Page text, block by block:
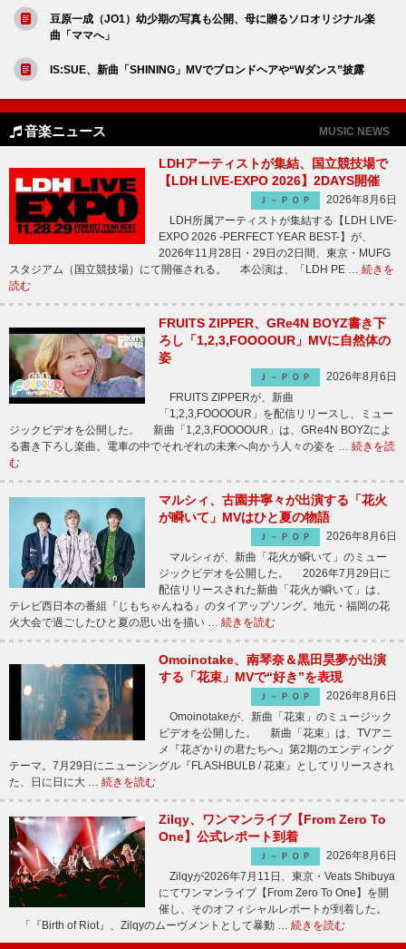
豆原一成（JO1）幼少期の写真も公開、母に贈るソロオリジナル楽
曲「ママへ」
IS:SUE、新曲「SHINING」MVでブロンドヘアや“Wダンス”披露
音楽ニュース MUSIC NEWS
LDHアーティストが集結、国立競技場で
【LDH LIVE-EXPO 2026】2DAYS開催
Ｊ－ＰＯＰ
2026年8月6日
LDH所属アーティストが集結する【LDH LIVE-
EXPO 2026 -PERFECT YEAR BEST-】が、
2026年11月28日・29日の2日間、東京・MUFG
スタジアム（国立競技場）にて開催される。 本公演は、「LDH PE … 続きを
読む
FRUITS ZIPPER、GRe4N BOYZ書き下
ろし「1,2,3,FOOOOUR」MVに自然体の
姿
Ｊ－ＰＯＰ
2026年8月6日
FRUITS ZIPPERが、新曲
「1,2,3,FOOOOUR」を配信リリースし、ミュー
ジックビデオを公開した。 新曲「1,2,3,FOOOOUR」は、GRe4N BOYZによ
る書き下ろし楽曲。電車の中でそれぞれの未来へ向かう人々の姿を … 続きを読
む
マルシィ、古園井寧々が出演する「花火
が瞬いて」MVはひと夏の物語
Ｊ－ＰＯＰ
2026年8月6日
マルシィが、新曲「花火が瞬いて」のミュー
ジックビデオを公開した。 2026年7月29日に
配信リリースされた新曲「花火が瞬いて」は、
テレビ西日本の番組『じもちゃんねる』のタイアップソング。地元・福岡の花
火大会で過ごしたひと夏の思い出を描い … 続きを読む
Omoinotake、南琴奈＆黒田昊夢が出演
する「花束」MVで“好き”を表現
Ｊ－ＰＯＰ
2026年8月6日
Omoinotakeが、新曲「花束」のミュージック
ビデオを公開した。 新曲「花束」は、TVアニ
メ『花ざかりの君たちへ』第2期のエンディング
テーマ。7月29日にニューシングル『FLASHBULB / 花束』としてリリースされ
た、日に日に大 … 続きを読む
Zilqy、ワンマンライブ【From Zero To
One】公式レポート到着
Ｊ－ＰＯＰ
2026年8月6日
Zilqyが2026年7月11日、東京・Veats Shibuya
にてワンマンライブ【From Zero To One】を開
催し、そのオフィシャルレポートが到着した。
「『Birth of Riot』、Zilqyのムーヴメントとして暴動 … 続きを読む